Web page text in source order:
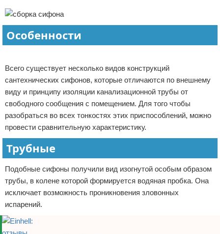
Особенности
Всего существует несколько видов конструкций
сантехнических сифонов, которые отличаются по внешнему
виду и принципу изоляции канализационной трубы от
свободного сообщения с помещением. Для того чтобы
разобраться во всех тонкостях этих приспособлений, можно
провести сравнительную характеристику.
Трубные
Подобные сифоны получили вид изогнутой особым образом
трубы, в колене которой формируется водяная пробка. Она
исключает возможность проникновения зловонных
испарений.